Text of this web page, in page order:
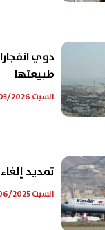
دوي
طبيعتها
السبت 07/03/2026 05:50 م
تمديد
السبت 21/06/2025 07:55 م